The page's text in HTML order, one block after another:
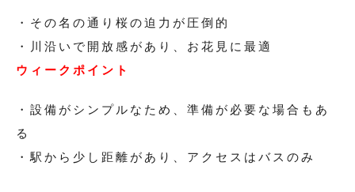
・その名の通り桜の迫力が圧倒的
・川沿いで開放感があり、お花見に最適
ウィークポイント
・設備がシンプルなため、準備が必要な場合もあ
る
・駅から少し距離があり、アクセスはバスのみ